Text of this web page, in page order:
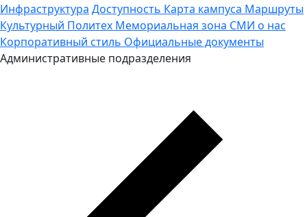
Инфраструктура Доступность Карта кампуса Маршруты
Культурный Политех Мемориальная зона СМИ о нас
Корпоративный стиль Официальные документы
Административные подразделения